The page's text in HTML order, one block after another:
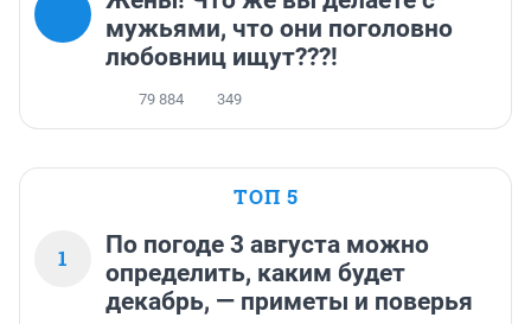
мужьями, что они поголовно
любовниц ищут???!
79 884 349
ТОП 5
1
По погоде 3 августа можно
определить, каким будет
декабрь, — приметы и поверья